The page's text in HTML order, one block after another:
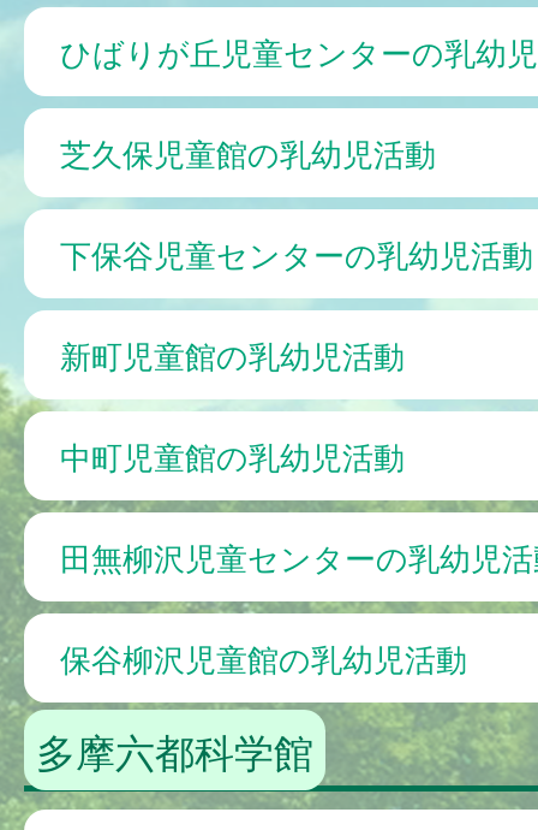
ひばりが丘児童センターの乳幼
芝久保児童館の乳幼児活動
下保谷児童センターの乳幼児活動
新町児童館の乳幼児活動
中町児童館の乳幼児活動
田無柳沢児童センターの乳幼児
保谷柳沢児童館の乳幼児活動
多摩六都科学館